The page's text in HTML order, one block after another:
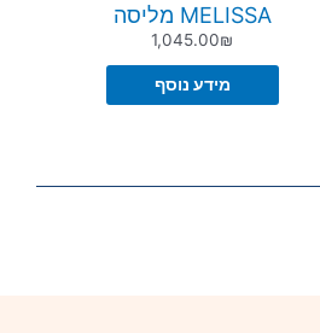
MELISSA מליסה
1,045.00₪
מידע נוסף